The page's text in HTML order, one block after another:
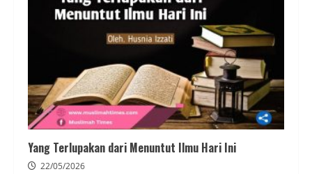
Yang Terlupakan dari Menuntut Ilmu Hari Ini
22/05/2026